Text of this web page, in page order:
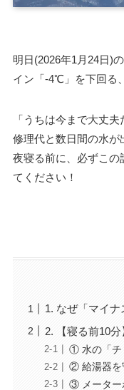
明日(2026年1月24日)
イン「-4℃」を下回る
「うちは今まで大丈
修理代と数日間の水が
夜寝る前に、必ずこの
てください！
1. なぜ「マイナ
2. 【寝る前10
① 水の「チ
② 給湯器を
③ メーター